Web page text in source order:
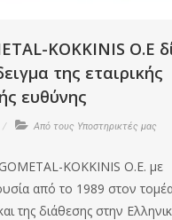
KOKKINIS O.E
της εταιρικής
ευθύνης
Από τους Υποστηρικτές μας
KOKKINIS O.E. με
από το 1989 στον
της διάθεσης στην